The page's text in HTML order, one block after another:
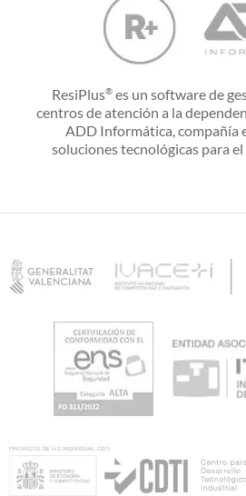
ResiPlus® es un software de
centros de atención a la
ADD Informática, compañía
soluciones tecnológicas para el